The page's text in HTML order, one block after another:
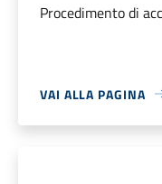
Procedimento di
VAI ALLA PAGINA